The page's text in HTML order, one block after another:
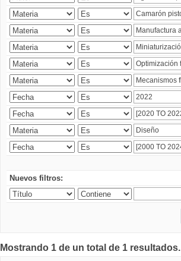
Nuevos filtros:
Mostrando 1 de un total de 1 resultados.